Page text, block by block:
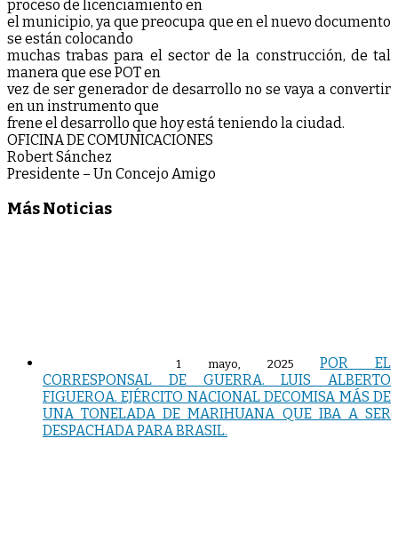
proceso de licenciamiento en
el municipio, ya que preocupa que en el nuevo documento
se están colocando
muchas trabas para el sector de la construcción, de tal
manera que ese POT en
vez de ser generador de desarrollo no se vaya a convertir
en un instrumento que
frene el desarrollo que hoy está teniendo la ciudad.
OFICINA DE COMUNICACIONES
Robert Sánchez
Presidente – Un Concejo Amigo
Más Noticias
1 mayo, 2025
POR EL
CORRESPONSAL DE GUERRA. LUIS ALBERTO
FIGUEROA. EJÉRCITO NACIONAL DECOMISA MÁS DE
UNA TONELADA DE MARIHUANA QUE IBA A SER
DESPACHADA PARA BRASIL.